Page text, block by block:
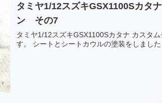
タミヤ1/12スズキGSX1100Sカタ
ン その7
タミヤ1/12スズキGSX1100Sカタナ カスタ